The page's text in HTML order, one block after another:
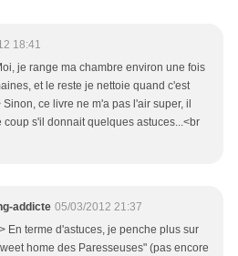
18:41
je range ma chambre environ une fois
et le reste je nettoie quand c'est
ce livre ne m'a pas l'air super, il
coup s'il donnait quelques astuces...<br
addicte 05/03/2012 21:37
En terme d'astuces, je penche plus sur
home des Paresseuses" (pas encore